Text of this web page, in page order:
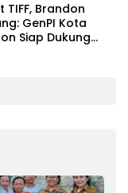
TIFF, Brandon
​GenPI Kota
Siap Dukung